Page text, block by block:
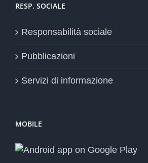
RESP. SOCIALE
Responsabilità sociale
Pubblicazioni
Servizi di informazione
MOBILE